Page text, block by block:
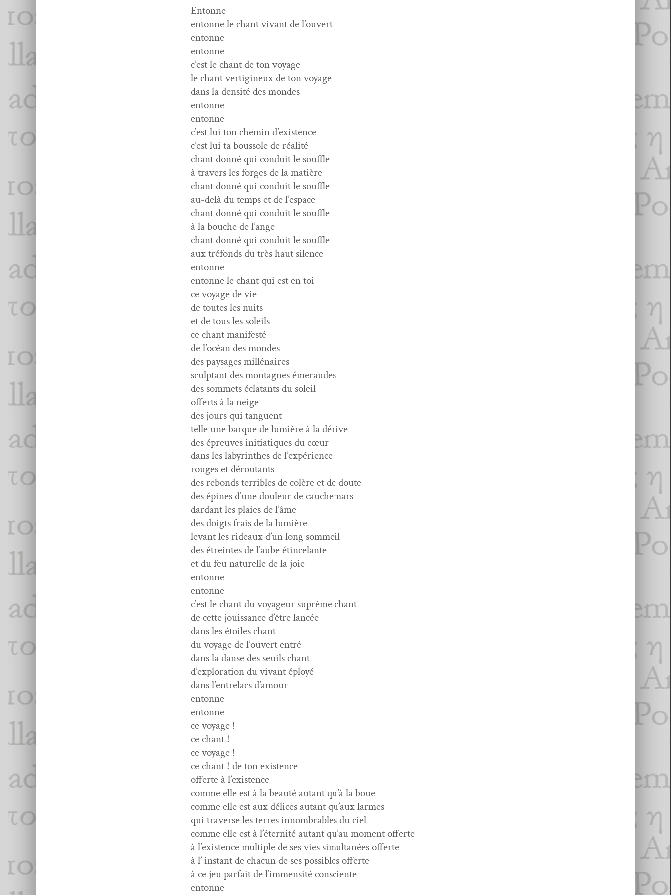
Entonne
entonne le chant vivant de l’ouvert
entonne
entonne
c’est le chant de ton voyage
le chant ver­tig­ineux de ton voyage
dans la den­sité des mondes
entonne
entonne
c’est lui ton chemin d’existence
c’est lui ta bous­sole de réalité
chant don­né qui con­duit le souffle
à tra­vers les forges de la matière
chant don­né qui con­duit le souffle
au-delà du temps et de l’espace
chant don­né qui con­duit le souffle
à la bouche de l’ange
chant don­né qui con­duit le souffle
aux tré­fonds du très haut silence
entonne
entonne le chant qui est en toi
ce voy­age de vie
de toutes les nuits
et de tous les soleils
ce chant manifesté
de l’océan des mondes
des paysages millénaires
sculp­tant des mon­tagnes émeraudes
des som­mets écla­tants du soleil
offerts à la neige
des jours qui tanguent
telle une bar­que de lumière à la dérive
des épreuves ini­ti­a­tiques du cœur
dans les labyrinthes de l’expérience
rouges et déroutants
des rebonds ter­ri­bles de colère et de doute
des épines d’une douleur de cauchemars
dar­d­ant les plaies de l’âme
des doigts frais de la lumière
lev­ant les rideaux d’un long sommeil
des étreintes de l’aube étincelante
et du feu naturelle de la joie
entonne
entonne
c’est le chant du voyageur suprême chant
de cette jouis­sance d’être lancée
dans les étoiles chant
du voy­age de l’ouvert entré
dans la danse des seuils chant
d’exploration du vivant éployé
dans l’entrelacs d’amour
entonne
entonne
ce voyage !
ce chant !
ce voyage !
ce chant ! de ton existence
offerte à l’existence
comme elle est à la beauté autant qu’à la boue
comme elle est aux délices autant qu’aux larmes
qui tra­verse les ter­res innom­brables du ciel
comme elle est à l’éternité autant qu’au moment offerte
à l’existence mul­ti­ple de ses vies simul­tanées offerte
à l’ instant de cha­cun de ses pos­si­bles offerte
à ce jeu par­fait de l’immensité consciente
entonne